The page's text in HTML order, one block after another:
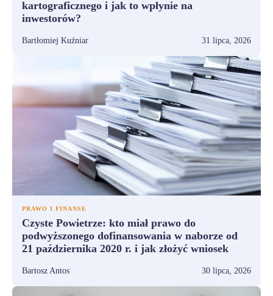
kartograficznego i jak to wpłynie na
inwestorów?
Bartłomiej Kuźniar 31 lipca, 2026
PRAWO I FINANSE
Czyste Powietrze: kto miał prawo do
podwyższonego dofinansowania w naborze od
21 października 2020 r. i jak złożyć wniosek
Bartosz Antos 30 lipca, 2026